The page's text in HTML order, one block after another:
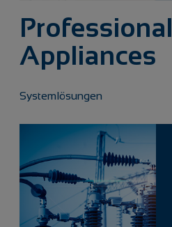
Professional
Appliances
Systemlösungen